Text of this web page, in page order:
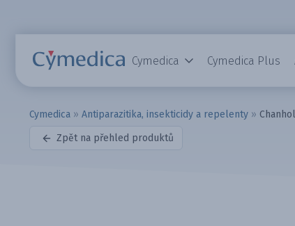
Cymedica Cymedica Plus
Cymedica » Antiparazitika, insekticidy a repelenty »
Zpět na přehled produktů